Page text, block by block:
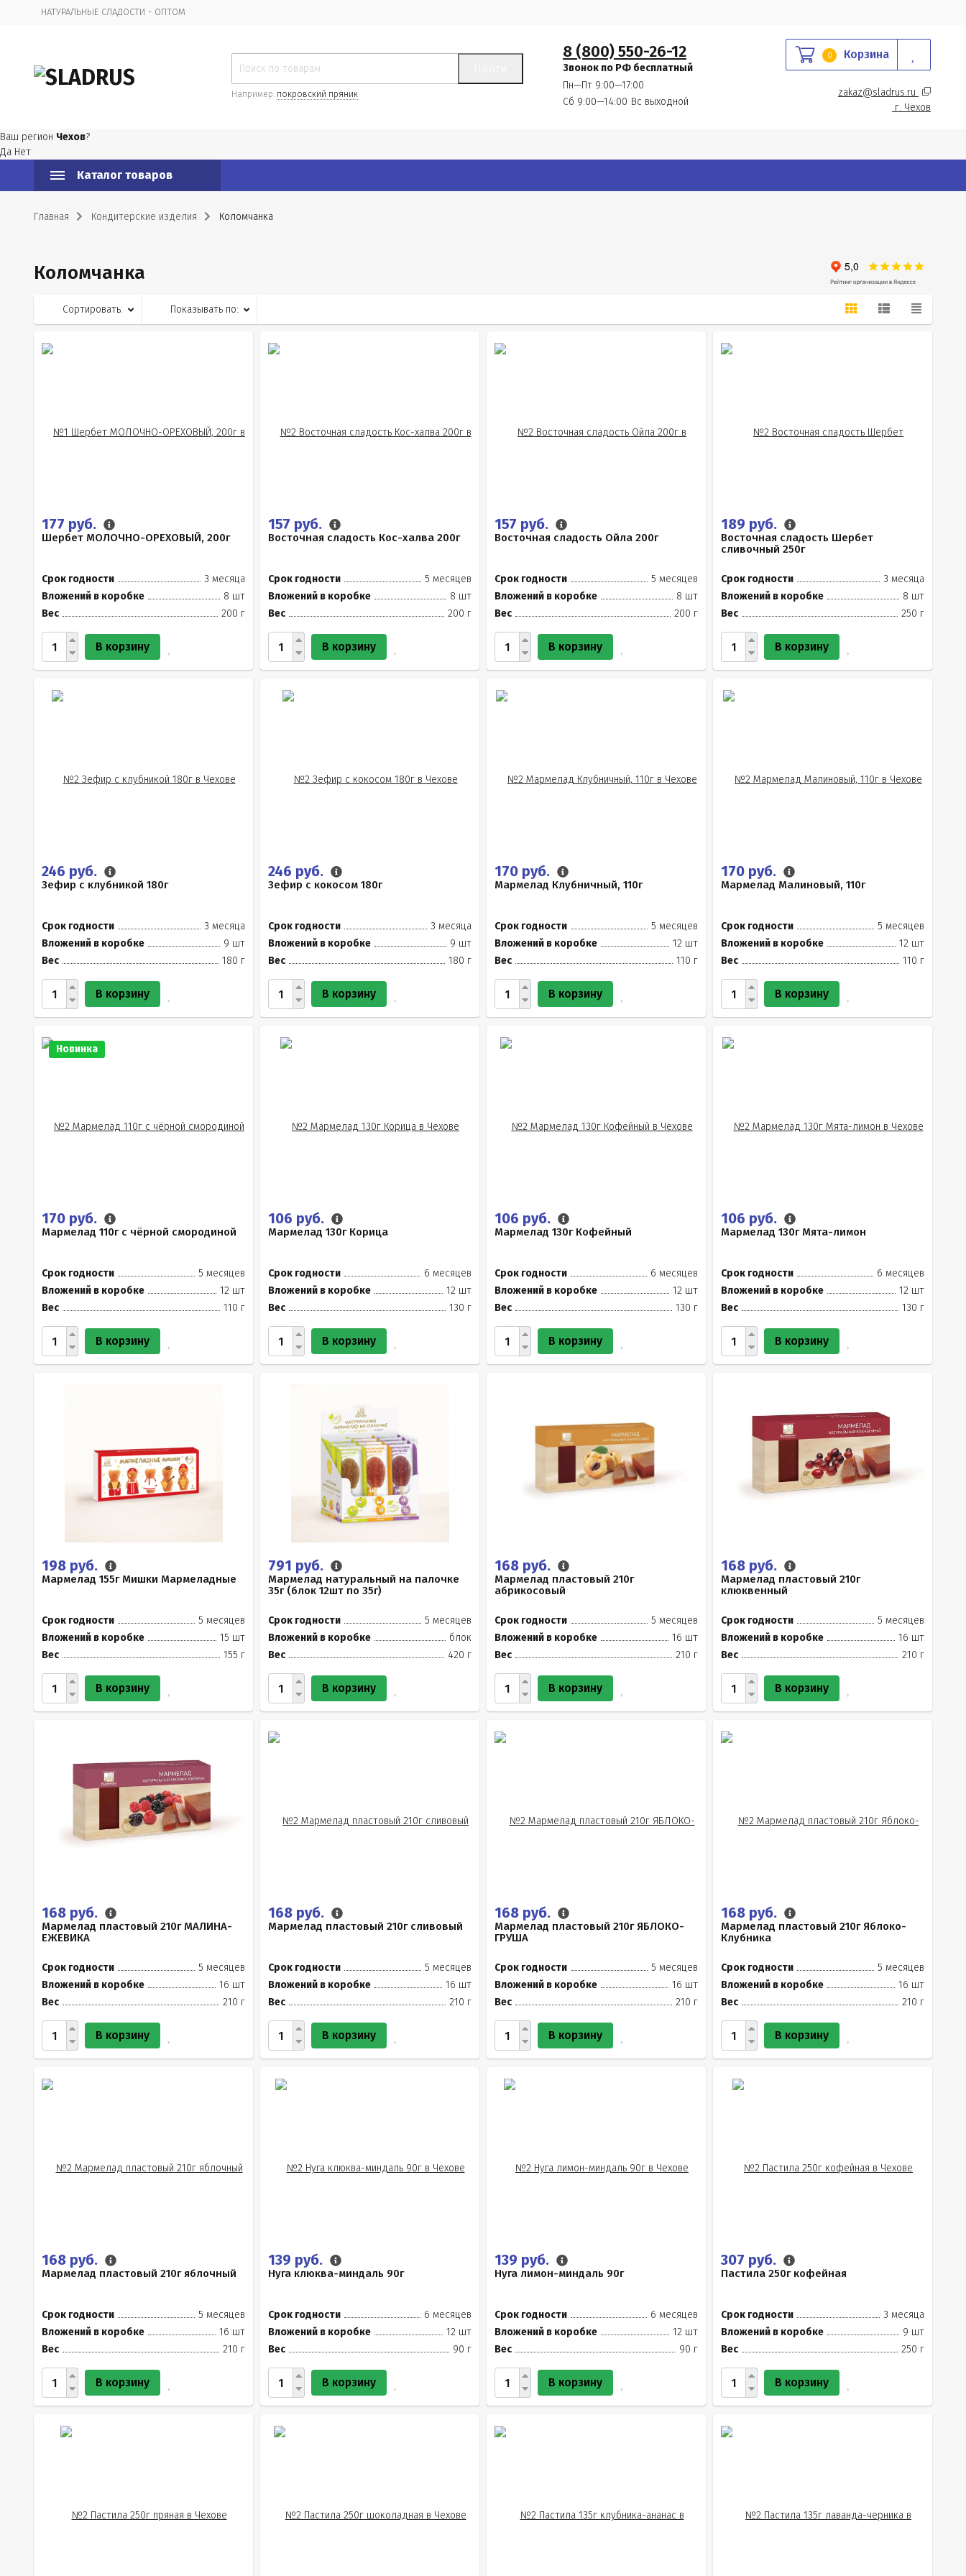
НАТУРАЛЬНЫЕ СЛАДОСТИ - ОПТОМ
Например: покровский пряник
8 (800) 550-26-12
Звонок по РФ бесплатный
Пн—Пт 9:00—17:00
Сб 9:00—14:00 Вс выходной
0 Корзина
zakaz@sladrus.ru
г. Чехов
Ваш регион Чехов?
Да Нет
Каталог товаров
Главная Кондитерские изделия Коломчанка
Коломчанка
Сортировать: Показывать по:
177 руб.
Шербет МОЛОЧНО-ОРЕХОВЫЙ, 200г
Срок годности
3 месяца
Вложений в коробке
8 шт
Вес
200 г
В корзину
157 руб.
Восточная сладость Кос-халва 200г
Срок годности
5 месяцев
Вложений в коробке
8 шт
Вес
200 г
В корзину
157 руб.
Восточная сладость Ойла 200г
Срок годности
5 месяцев
Вложений в коробке
8 шт
Вес
200 г
В корзину
189 руб.
Восточная сладость Шербет
сливочный 250г
Срок годности
3 месяца
Вложений в коробке
8 шт
Вес
250 г
В корзину
246 руб.
Зефир с клубникой 180г
Срок годности
3 месяца
Вложений в коробке
9 шт
Вес
180 г
В корзину
246 руб.
Зефир с кокосом 180г
Срок годности
3 месяца
Вложений в коробке
9 шт
Вес
180 г
В корзину
170 руб.
Мармелад Клубничный, 110г
Срок годности
5 месяцев
Вложений в коробке
12 шт
Вес
110 г
В корзину
170 руб.
Мармелад Малиновый, 110г
Срок годности
5 месяцев
Вложений в коробке
12 шт
Вес
110 г
В корзину
Новинка
170 руб.
Мармелад 110г с чёрной смородиной
Срок годности
5 месяцев
Вложений в коробке
12 шт
Вес
110 г
В корзину
106 руб.
Мармелад 130г Корица
Срок годности
6 месяцев
Вложений в коробке
12 шт
Вес
130 г
В корзину
106 руб.
Мармелад 130г Кофейный
Срок годности
6 месяцев
Вложений в коробке
12 шт
Вес
130 г
В корзину
106 руб.
Мармелад 130г Мята-лимон
Срок годности
6 месяцев
Вложений в коробке
12 шт
Вес
130 г
В корзину
198 руб.
Мармелад 155г Мишки Мармеладные
Срок годности
5 месяцев
Вложений в коробке
15 шт
Вес
155 г
В корзину
791 руб.
Мармелад натуральный на палочке
35г (блок 12шт по 35г)
Срок годности
5 месяцев
Вложений в коробке
блок
Вес
420 г
В корзину
168 руб.
Мармелад пластовый 210г
абрикосовый
Срок годности
5 месяцев
Вложений в коробке
16 шт
Вес
210 г
В корзину
168 руб.
Мармелад пластовый 210г
клюквенный
Срок годности
5 месяцев
Вложений в коробке
16 шт
Вес
210 г
В корзину
168 руб.
Мармелад пластовый 210г МАЛИНА-
ЕЖЕВИКА
Срок годности
5 месяцев
Вложений в коробке
16 шт
Вес
210 г
В корзину
168 руб.
Мармелад пластовый 210г сливовый
Срок годности
5 месяцев
Вложений в коробке
16 шт
Вес
210 г
В корзину
168 руб.
Мармелад пластовый 210г ЯБЛОКО-
ГРУША
Срок годности
5 месяцев
Вложений в коробке
16 шт
Вес
210 г
В корзину
168 руб.
Мармелад пластовый 210г Яблоко-
Клубника
Срок годности
5 месяцев
Вложений в коробке
16 шт
Вес
210 г
В корзину
168 руб.
Мармелад пластовый 210г яблочный
Срок годности
5 месяцев
Вложений в коробке
16 шт
Вес
210 г
В корзину
139 руб.
Нуга клюква-миндаль 90г
Срок годности
6 месяцев
Вложений в коробке
12 шт
Вес
90 г
В корзину
139 руб.
Нуга лимон-миндаль 90г
Срок годности
6 месяцев
Вложений в коробке
12 шт
Вес
90 г
В корзину
307 руб.
Пастила 250г кофейная
Срок годности
3 месяца
Вложений в коробке
9 шт
Вес
250 г
В корзину